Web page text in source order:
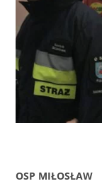
OSP MIŁOSŁAW